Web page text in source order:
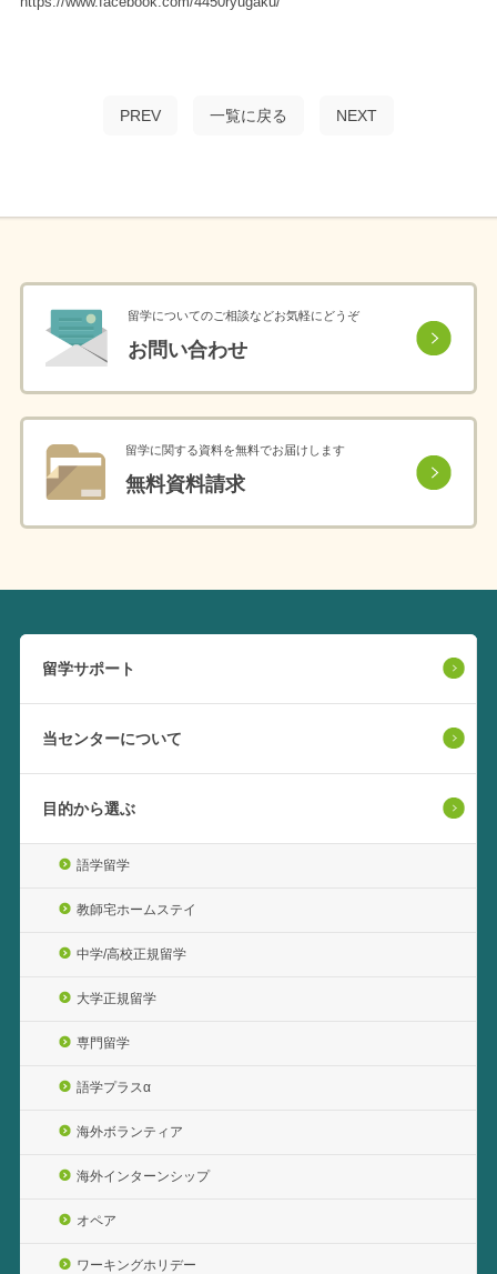
PREV 一覧に戻る NEXT
留学についてのご相談などお気軽にどうぞ
お問い合わせ
留学に関する資料を無料でお届けします
無料資料請求
留学サポート
当センターについて
目的から選ぶ
語学留学
教師宅ホームステイ
中学/高校正規留学
大学正規留学
専門留学
語学プラスα
海外ボランティア
海外インターンシップ
オペア
ワーキングホリデー